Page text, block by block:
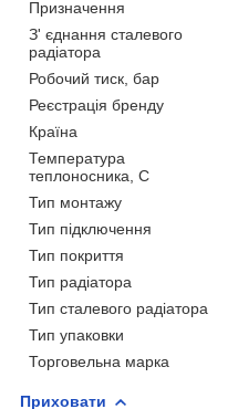
Призначення
З' єднання сталевого
радіатора
Робочий тиск, бар
Реєстрація бренду
Країна
Температура
теплоносника, С
Тип монтажу
Тип підключення
Тип покриття
Тип радіатора
Тип сталевого радіатора
Тип упаковки
Торговельна марка
Приховати